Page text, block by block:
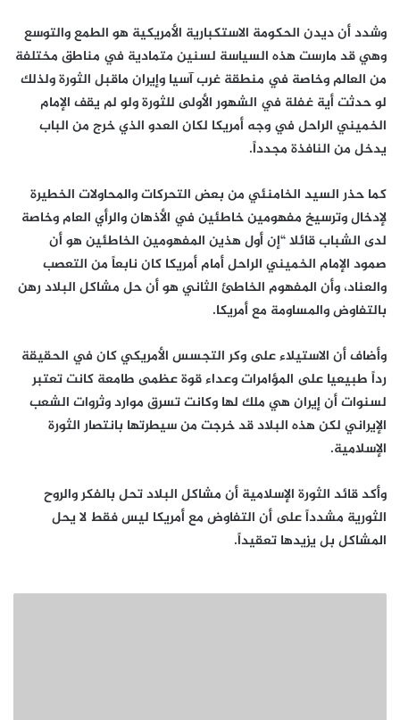
وشدد أن ديدن الحكومة الاستكبارية الأمريكية هو الطمع والتوسع
وهي قد مارست هذه السياسة لسنين متمادية في مناطق مختلفة
من العالم وخاصة في منطقة غرب آسيا وإيران ماقبل الثورة ولذلك
لو حدثت أية غفلة في الشهور الأولى للثورة ولو لم يقف الإمام
الخميني الراحل في وجه أمريكا لكان العدو الذي خرج من الباب
يدخل من النافذة مجدداً.
كما حذر السيد الخامنئي من بعض التحركات والمحاولات الخطيرة
لإدخال وترسيخ مفهومين خاطئين في الأذهان والرأي العام وخاصة
لدى الشباب قائلا “إن أول هذين المفهومين الخاطئين هو أن
صمود الإمام الخميني الراحل أمام أمريكا كان نابعاً من التعصب
والعناد، وأن المفهوم الخاطئ الثاني هو أن حل مشاكل البلاد رهن
بالتفاوض والمساومة مع أمريكا.
وأضاف أن الاستيلاء على وكر التجسس الأمريكي كان في الحقيقة
رداً طبيعيا على المؤامرات وعداء قوة عظمى طامعة كانت تعتبر
لسنوات أن إيران هي ملك لها وكانت تسرق موارد وثروات الشعب
الإيراني لكن هذه البلاد قد خرجت من سيطرتها بانتصار الثورة
الإسلامية.
وأكد قائد الثورة الإسلامية أن مشاكل البلاد تحل بالفكر والروح
الثورية مشدداً على أن التفاوض مع أمريكا ليس فقط لا يحل
المشاكل بل يزيدها تعقيداً.